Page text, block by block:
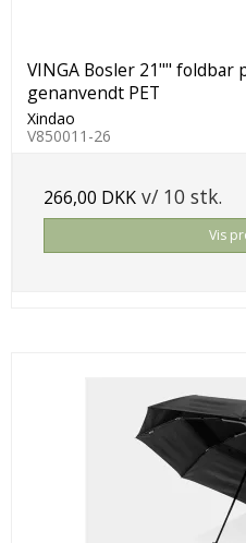
VINGA Bosler 21"" foldbar
genanvendt PET
Xindao
V850011-26
266,00 DKK v/ 10 stk.
Vis